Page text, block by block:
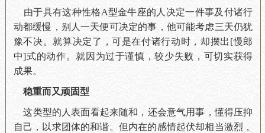
由于具有这种性格A型金牛座的人决定一件事及付诸行
动都缓慢，别人一天便可决定的事，他可能考虑三天仍犹
豫不决。就算决定了，可是在付诸行动时，却摆出[慢郎
中]式的动作。就因为过于谨慎，较少失败，可切实获得
成果。
稳重而又顽固型
这类型的人表面看起来随和，还会意气用事，懂得压抑
自己，以求团体的和谐。但内在的感情起伏却相当激烈，